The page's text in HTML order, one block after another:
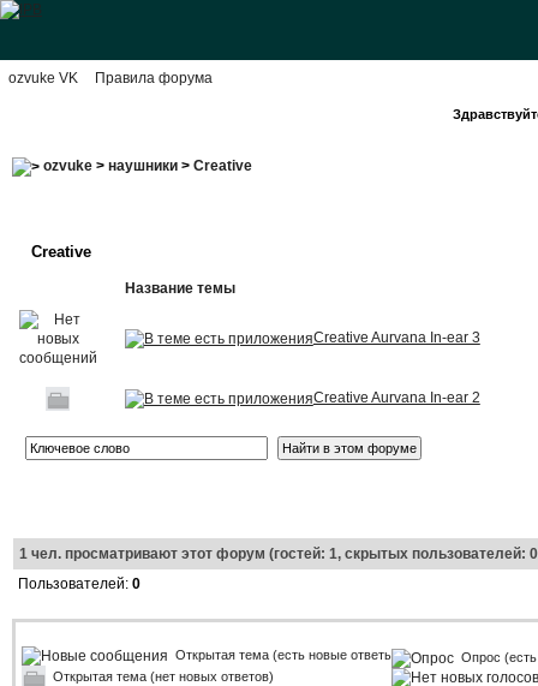
ozvuke VK Правила форума
ozvuke> наушники> Creative
Creative
Название темы
Creative Aurvana In-ear 3
Creative Aurvana In-ear 2
1чел. просматривают этот форум (гостей: 1, скрытых пользователей:
Пользователей: 0
Открытая тема (есть новые ответы)
Открытая тема (нет новых ответов)
Опрос